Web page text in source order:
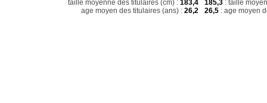
taille moyenne des titulaires (cm) : 183,4
age moyen des titulaires (ans) : 26,2
185,3 : taille
26,5 : age moyen